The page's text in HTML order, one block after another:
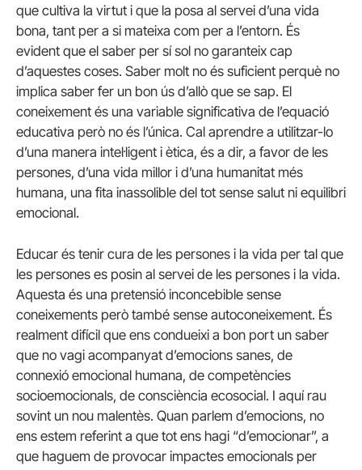
que cultiva la virtut i que la posa al servei d’una vida
bona, tant per a si mateixa com per a l’entorn. És
evident que el saber per sí sol no garanteix cap
d’aquestes coses. Saber molt no és suficient perquè no
implica saber fer un bon ús d’allò que se sap. El
coneixement és una variable significativa de l’equació
educativa però no és l’única. Cal aprendre a utilitzar-lo
d’una manera intel·ligent i ètica, és a dir, a favor de les
persones, d’una vida millor i d’una humanitat més
humana, una fita inassolible del tot sense salut ni equilibri
emocional.
Educar és tenir cura de les persones i la vida per tal que
les persones es posin al servei de les persones i la vida.
Aquesta és una pretensió inconcebible sense
coneixements però també sense autoconeixement. És
realment difícil que ens condueixi a bon port un saber
que no vagi acompanyat d’emocions sanes, de
connexió emocional humana, de competències
socioemocionals, de consciència ecosocial. I aquí rau
sovint un nou malentès. Quan parlem d’emocions, no
ens estem referint a que tot ens hagi “d’emocionar”, a
que haguem de provocar impactes emocionals per